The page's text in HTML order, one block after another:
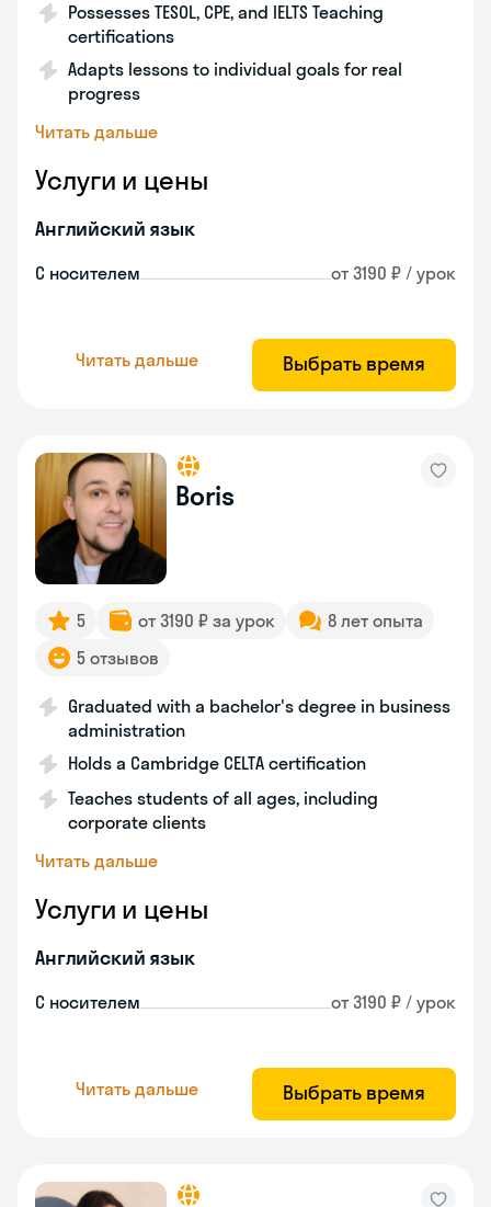
Possesses TESOL, CPE, and IELTS Teaching
certifications
Adapts lessons to individual goals for real
progress
Читать дальше
Услуги и цены
Английский язык
С носителем от 3190 ₽ / урок
Читать дальше Выбрать время
Boris
5 от 3190 ₽ за урок
8 лет опыта
5 отзывов
Graduated with a bachelor's degree in business
administration
Holds a Cambridge CELTA certification
Teaches students of all ages, including
corporate clients
Читать дальше
Услуги и цены
Английский язык
С носителем от 3190 ₽ / урок
Читать дальше Выбрать время